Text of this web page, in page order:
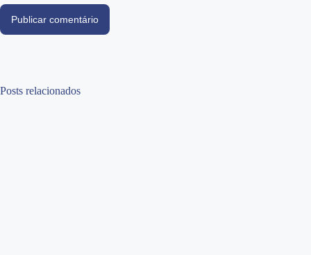
Publicar comentário
Posts relacionados